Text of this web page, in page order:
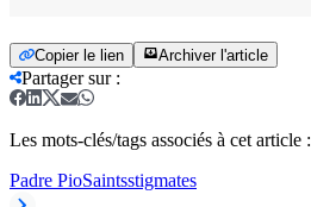
Copier le lien Archiver l'article
Partager sur:
Les mots-clés/tags associés à cet article :
Padre PioSaintsstigmates